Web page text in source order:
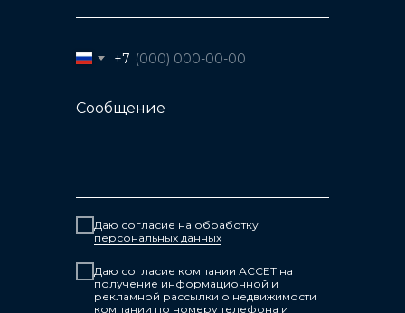
+7
Сообщение
Даю согласие на обработку
персональных данных
Даю согласие компании АССЕТ на
получение информационной и
рекламной рассылки о недвижимости
компании по номеру телефона и